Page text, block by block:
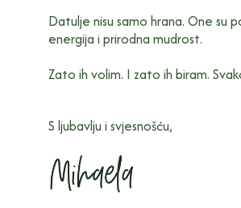
Datulje nisu samo hrana. One su
energija i prirodna mudrost.
Zato ih volim. I zato ih biram.
S ljubavlju i svjesnošću,